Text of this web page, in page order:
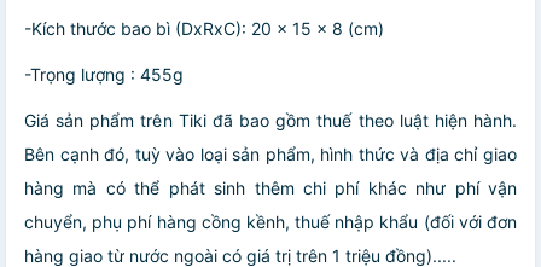
-Kích thước bao bì (DxRxC): 20 x 15 x 8 (cm)
-Trọng lượng : 455g
Giá sản phẩm trên Tiki đã bao gồm thuế theo luật hiện hành.
Bên cạnh đó, tuỳ vào loại sản phẩm, hình thức và địa chỉ giao
hàng mà có thể phát sinh thêm chi phí khác như phí vận
chuyển, phụ phí hàng cồng kềnh, thuế nhập khẩu (đối với đơn
hàng giao từ nước ngoài có giá trị trên 1 triệu đồng).....